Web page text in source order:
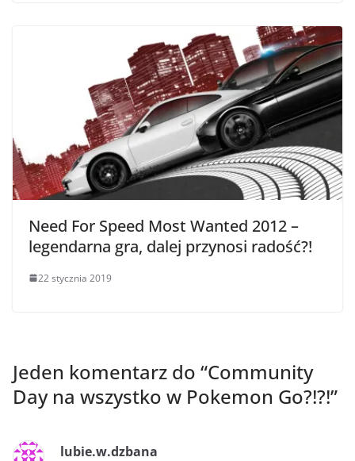
Need For Speed Most Wanted 2012 –
legendarna gra, dalej przynosi radość?!
22 stycznia 2019
Jeden komentarz do “Community
Day na wszystko w Pokemon Go?!?!”
lubie.w.dzbana